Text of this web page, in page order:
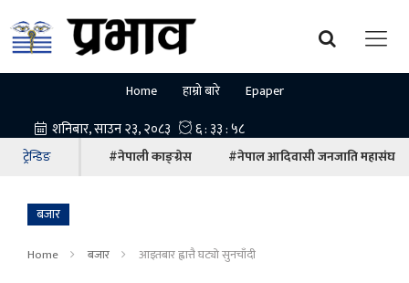
Home हाम्रो बारे Epaper
ट्रेन्डिङ #नेपाली काङ्ग्रेस #नेपाल आदिवासी जनजाति महासंघ
बजार
Home बजार आइतबार ह्वात्तै घट्याे सुनचाँदी